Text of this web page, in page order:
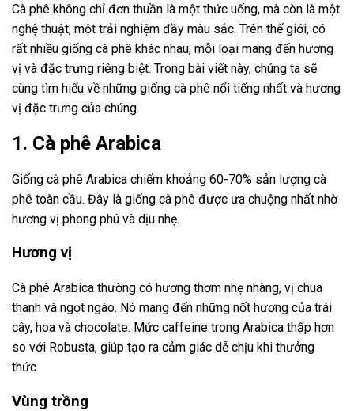
Cà phê không chỉ đơn thuần là một thức uống, mà còn là một
nghệ thuật, một trải nghiệm đầy màu sắc. Trên thế giới, có
rất nhiều giống cà phê khác nhau, mỗi loại mang đến hương
vị và đặc trưng riêng biệt. Trong bài viết này, chúng ta sẽ
cùng tìm hiểu về những giống cà phê nổi tiếng nhất và hương
vị đặc trưng của chúng.
1. Cà phê Arabica
Giống cà phê Arabica chiếm khoảng 60-70% sản lượng cà
phê toàn cầu. Đây là giống cà phê được ưa chuộng nhất nhờ
hương vị phong phú và dịu nhẹ.
Hương vị
Cà phê Arabica thường có hương thơm nhẹ nhàng, vị chua
thanh và ngọt ngào. Nó mang đến những nốt hương của trái
cây, hoa và chocolate. Mức caffeine trong Arabica thấp hơn
so với Robusta, giúp tạo ra cảm giác dễ chịu khi thưởng
thức.
Vùng trồng